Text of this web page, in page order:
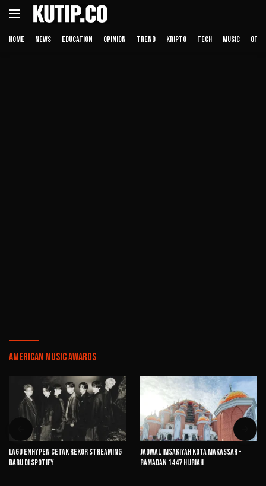
Langsung
HOME NEWS EDUCATION OPINION TREND KRIPTO TECH MUSIC
American Music Awards
Lagu ENHYPEN Cetak Rekor Streaming
Baru di Spotify
Jadwal Imsakiyah Kota Makassar –
Ramadan 1447 Hijriah